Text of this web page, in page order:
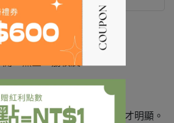
，黑金，荔枝皮。
微壓痕（圖6、7）部份角度才明顯。